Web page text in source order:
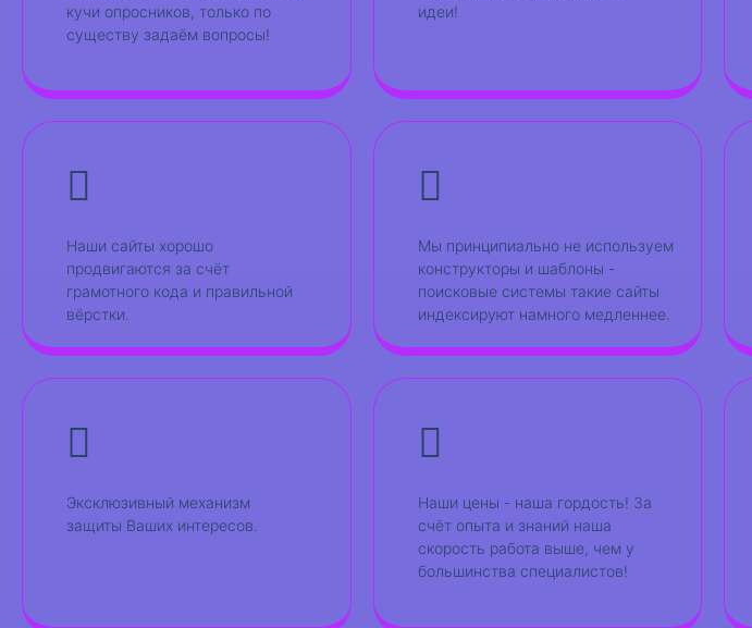
кучи опросников, только по
существу задаём вопросы!
идеи!
Наши сайты хорошо
продвигаются за счёт
грамотного кода и правильной
вёрстки.
Мы принципиально не используем
конструкторы и шаблоны -
поисковые системы такие сайты
индексируют намного медленнее.
Эксклюзивный механизм
защиты Ваших интересов.
Наши цены - наша гордость! За
счёт опыта и знаний наша
скорость работа выше, чем у
большинства специалистов!